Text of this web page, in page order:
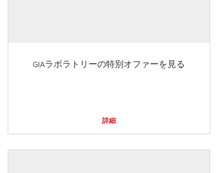
GIAラボラトリーの特別オファーを見る
詳細